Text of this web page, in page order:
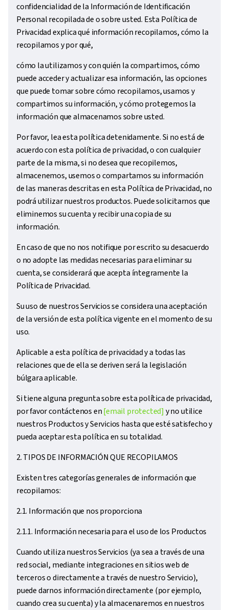
confidencialidad de la Información de Identificación
Personal recopilada de o sobre usted. Esta Política de
Privacidad explica qué información recopilamos, cómo la
recopilamos y por qué,
cómo la utilizamos y con quién la compartimos, cómo
puede acceder y actualizar esa información, las opciones
que puede tomar sobre cómo recopilamos, usamos y
compartimos su información, y cómo protegemos la
información que almacenamos sobre usted.
Por favor, lea esta política detenidamente. Si no está de
acuerdo con esta política de privacidad, o con cualquier
parte de la misma, si no desea que recopilemos,
almacenemos, usemos o compartamos su información
de las maneras descritas en esta Política de Privacidad, no
podrá utilizar nuestros productos. Puede solicitarnos que
eliminemos su cuenta y recibir una copia de su
información.
En caso de que no nos notifique por escrito su desacuerdo
o no adopte las medidas necesarias para eliminar su
cuenta, se considerará que acepta íntegramente la
Política de Privacidad.
Su uso de nuestros Servicios se considera una aceptación
de la versión de esta política vigente en el momento de su
uso.
Aplicable a esta política de privacidad y a todas las
relaciones que de ella se deriven será la legislación
búlgara aplicable.
Si tiene alguna pregunta sobre esta política de privacidad,
por favor contáctenos en[email protected] y no utilice
nuestros Productos y Servicios hasta que esté satisfecho y
pueda aceptar esta política en su totalidad.
2. TIPOS DE INFORMACIÓN QUE RECOPILAMOS
Existen tres categorías generales de información que
recopilamos:
2.1. Información que nos proporciona
2.1.1. Información necesaria para el uso de los Productos
Cuando utiliza nuestros Servicios (ya sea a través de una
red social, mediante integraciones en sitios web de
terceros o directamente a través de nuestro Servicio),
puede darnos información directamente (por ejemplo,
cuando crea su cuenta) y la almacenaremos en nuestros